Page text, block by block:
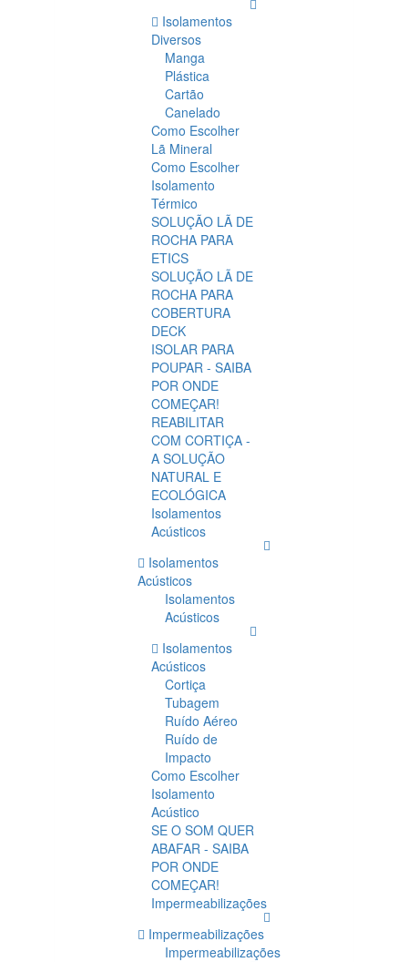
Isolamentos
Diversos
Manga
Plástica
Cartão
Canelado
Como Escolher
Lã Mineral
Como Escolher
Isolamento
Térmico
SOLUÇÃO LÃ DE
ROCHA PARA
ETICS
SOLUÇÃO LÃ DE
ROCHA PARA
COBERTURA
DECK
ISOLAR PARA
POUPAR - SAIBA
POR ONDE
COMEÇAR!
REABILITAR
COM CORTIÇA -
A SOLUÇÃO
NATURAL E
ECOLÓGICA
Isolamentos
Acústicos
Isolamentos
Acústicos
Isolamentos
Acústicos
Isolamentos
Acústicos
Cortiça
Tubagem
Ruído Aéreo
Ruído de
Impacto
Como Escolher
Isolamento
Acústico
SE O SOM QUER
ABAFAR - SAIBA
POR ONDE
COMEÇAR!
Impermeabilizações
Impermeabilizações
Impermeabilizações